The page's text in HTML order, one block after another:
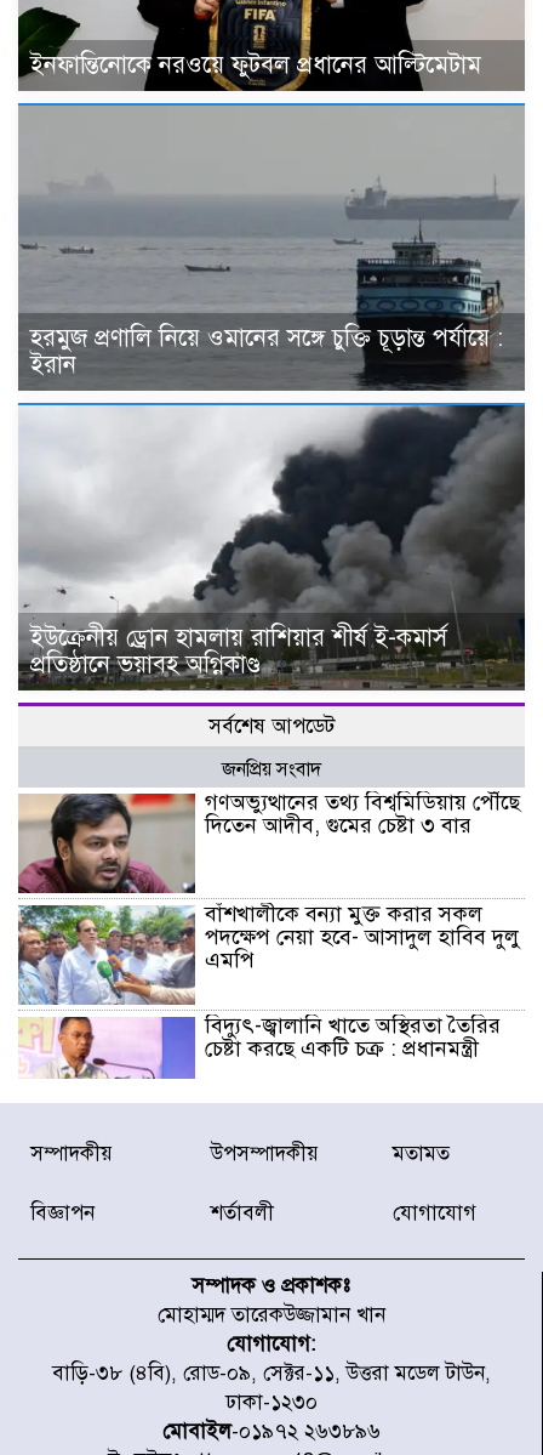
ইনফান্তিনোকে নরওয়ে ফুটবল প্রধানের আল্টিমেটাম
হরমুজ প্রণালি নিয়ে ওমানের সঙ্গে চুক্তি চূড়ান্ত পর্যায়ে :
ইরান
ইউক্রেনীয় ড্রোন হামলায় রাশিয়ার শীর্ষ ই-কমার্স
প্রতিষ্ঠানে ভয়াবহ অগ্নিকাণ্ড
সর্বশেষ আপডেট
জনপ্রিয় সংবাদ
গণঅভ্যুত্থানের তথ্য বিশ্বমিডিয়ায় পৌঁছে
দিতেন আদীব, গুমের চেষ্টা ৩ বার
বাঁশখালীকে বন্যা মুক্ত করার সকল
পদক্ষেপ নেয়া হবে- আসাদুল হাবিব দুলু
এমপি
বিদ্যুৎ-জ্বালানি খাতে অস্থিরতা তৈরির
চেষ্টা করছে একটি চক্র : প্রধানমন্ত্রী
টাইফুন ‘ডলফিনের’ আঘাতে জাপানে
৫ আহত, চীনে বন্দর বন্ধ
বরাদ্দের ঘোষণা স্থানীয় সরকার মন্ত্রীর
জুলাই জাদুঘর ঘুরে দেখলেন এনসিপি
নেতারা
সম্পাদকীয় উপসম্পাদকীয় মতামত
বিজ্ঞাপন শর্তাবলী যোগাযোগ
সম্পাদক ও প্রকাশকঃ
মোহাম্মদ তারেকউজ্জামান খান
যোগাযোগ:
বাড়ি-৩৮ (৪বি), রোড-০৯, সেক্টর-১১, উত্তরা মডেল টাউন,
ঢাকা-১২৩০
মোবাইল-০১৯৭২ ২৬৩৮৯৬